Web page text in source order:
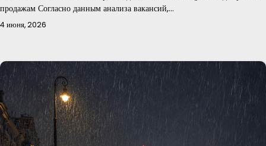
продажам Согласно данным анализа вакансий,…
4 июня, 2026